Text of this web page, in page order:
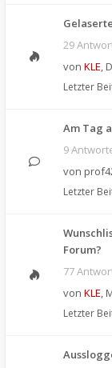
29
von KLE,
Letzter
Am Tag
9
von
Letzter
Forum?
77
von KLE,
Letzter